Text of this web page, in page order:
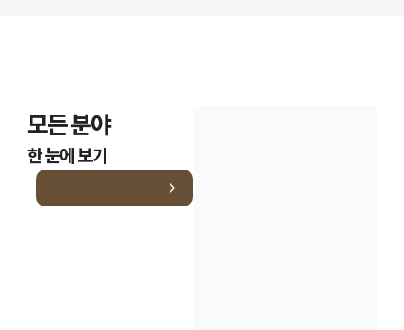
만화로 보는 사례
모든 분야
한 눈에 보기